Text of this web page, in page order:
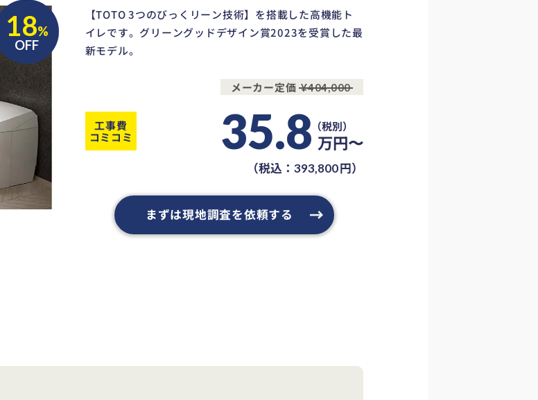
18%
OFF
【TOTO 3つのびっくリーン技術】を搭載した高機能ト
イレです。グリーングッドデザイン賞2023を受賞した最
新モデル。
メーカー定価¥404,000
工事費
コミコミ
35.8 万円〜
（税込：393,800円）
まずは現地調査を依頼する